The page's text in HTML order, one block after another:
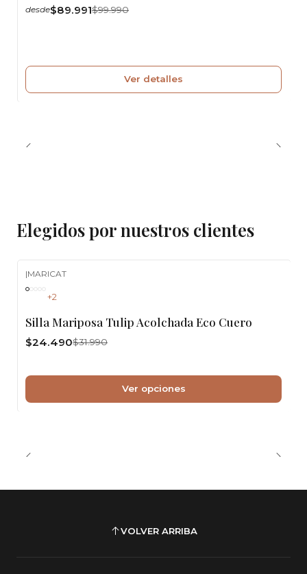
Agotado
desde$89.991$99.990
Ver detalles
Elegidos por nuestros clientes
|MARICAT
+2
Silla Mariposa Tulip Acolchada Eco Cuero
$24.490$31.990
Ver opciones
VOLVER ARRIBA